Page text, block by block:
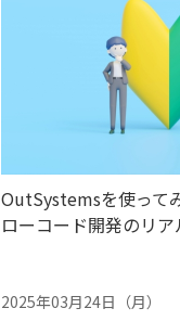
OutSystemsを使って
ローコード開発のリア
2025年03月24日（月）